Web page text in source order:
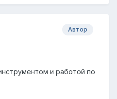
Автор
и работой по